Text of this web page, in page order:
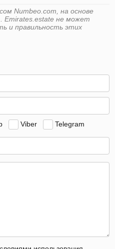
Numbeo.com, на основе
Emirates.estate не может
и правильность этих
Viber Telegram